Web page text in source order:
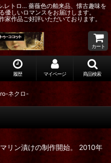
レトロ… 薔薇色の舶来品、懐古趣味を
しいロマンスをお届けします。
作品ご好評いただいております。
カート
履歴 マイページ 商品検索
ネクロ-
リン漬けの制作開始。 2010年